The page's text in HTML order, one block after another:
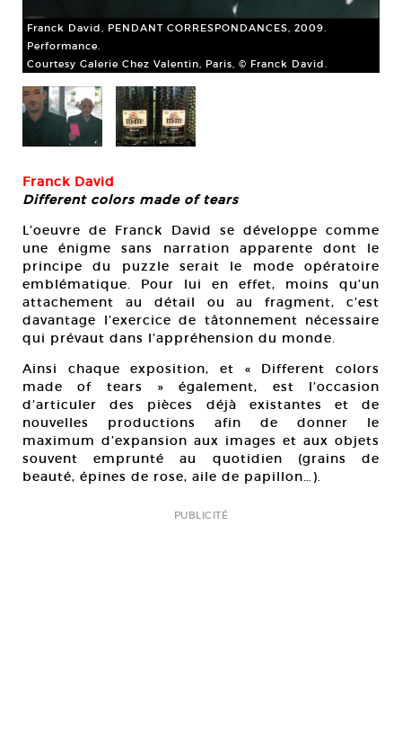
Franck David, PENDANT CORRESPONDANCES, 2009.
Performance.
Courtesy Galerie Chez Valentin, Paris, © Franck David.
Franck David
Different colors made of tears
L’oeuvre de Franck David se développe comme
une énigme sans narration apparente dont le
principe du puzzle serait le mode opératoire
emblématique. Pour lui en effet, moins qu’un
attachement au détail ou au fragment, c’est
davantage l’exercice de tâtonnement nécessaire
qui prévaut dans l’appréhension du monde.
Ainsi chaque exposition, et « Different colors
made of tears » également, est l’occasion
d’articuler des pièces déjà existantes et de
nouvelles productions afin de donner le
maximum d’expansion aux images et aux objets
souvent emprunté au quotidien (grains de
beauté, épines de rose, aile de papillon…).
PUBLICITÉ